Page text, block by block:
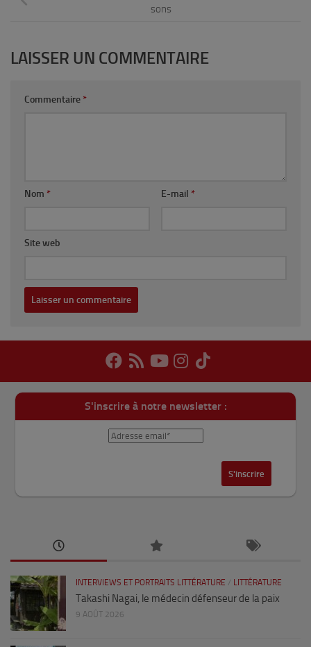
sons
LAISSER UN COMMENTAIRE
Commentaire *
Nom * E-mail *
Site web
S'inscrire à notre newsletter :
INTERVIEWS ET PORTRAITS LITTÉRATURE / LITTÉRATURE
Takashi Nagai, le médecin défenseur de la paix
9 AOÛT 2026